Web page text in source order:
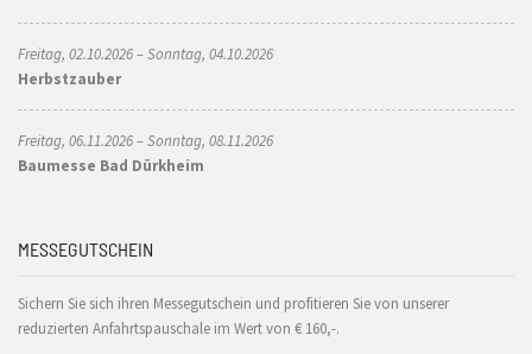
Freitag, 02.10.2026 – Sonntag, 04.10.2026
Herbstzauber
Freitag, 06.11.2026 – Sonntag, 08.11.2026
Baumesse Bad Dürkheim
MESSEGUTSCHEIN
Sichern Sie sich ihren Messegutschein und profitieren Sie von unserer
reduzierten Anfahrtspauschale im Wert von € 160,-.